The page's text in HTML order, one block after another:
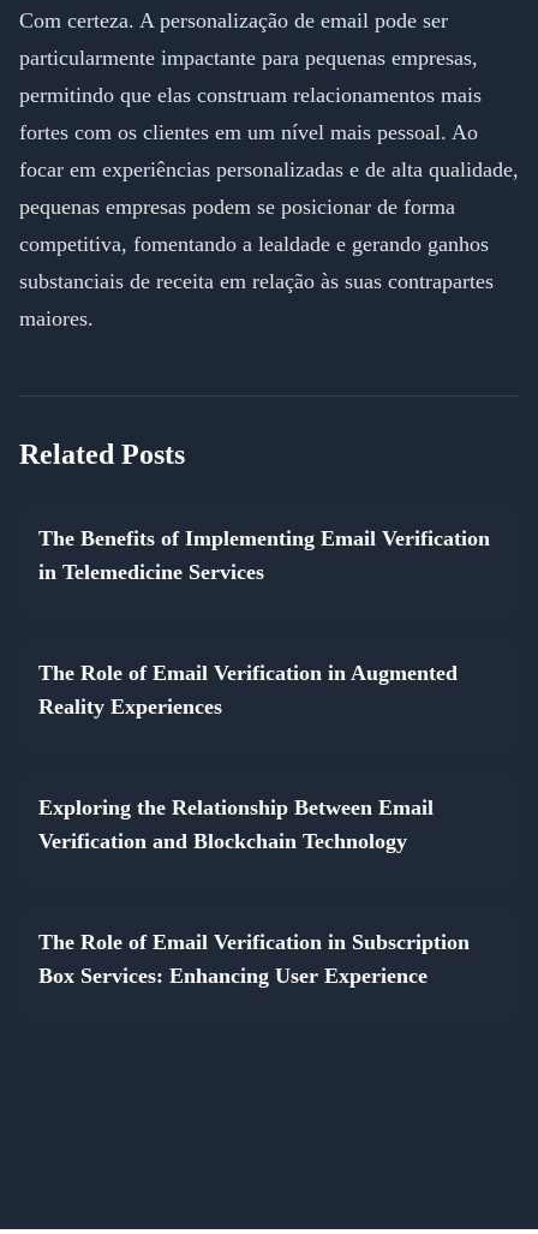
Com certeza. A personalização de email pode ser
particularmente impactante para pequenas empresas,
permitindo que elas construam relacionamentos mais
fortes com os clientes em um nível mais pessoal. Ao
focar em experiências personalizadas e de alta qualidade,
pequenas empresas podem se posicionar de forma
competitiva, fomentando a lealdade e gerando ganhos
substanciais de receita em relação às suas contrapartes
maiores.
Related Posts
The Benefits of Implementing Email Verification
in Telemedicine Services
The Role of Email Verification in Augmented
Reality Experiences
Exploring the Relationship Between Email
Verification and Blockchain Technology
The Role of Email Verification in Subscription
Box Services: Enhancing User Experience